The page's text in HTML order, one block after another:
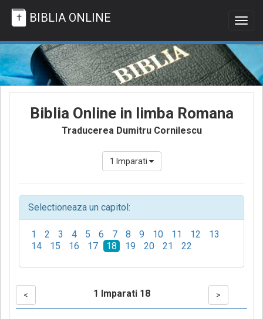
BIBLIA ONLINE
Biblia Online in limba Romana
Traducerea Dumitru Cornilescu
1 Imparati
Selectioneaza un capitol:
1 2 3 4 5 6 7 8 9 10 11 12
13
14
15 16 17 18 19 20 21 22
< 1 Imparati 18 >